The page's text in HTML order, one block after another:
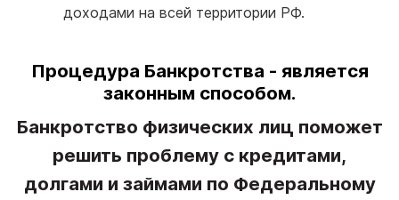
доходами на всей территории РФ.
Процедура Банкротства - является
законным способом.
Банкротство физических лиц поможет
решить проблему с кредитами,
долгами и займами по Федеральному